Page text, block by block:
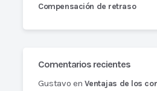
Compensación de retraso
Comentarios recientes
Gustavo enVentajas de los